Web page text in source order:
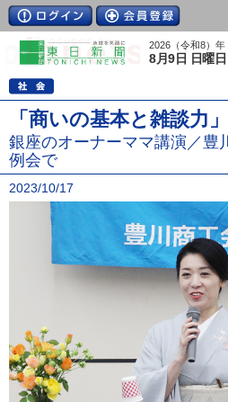
2026（令和8）年
8月9日 日曜日
「商いの基本と雑談力」
銀座のオーナーママ講演／豊
例会で
2023/10/17